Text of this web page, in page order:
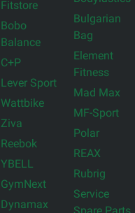
Fitstore
Bobo
Balance
C+P
Lever Sport
Wattbike
Ziva
Reebok
YBELL
GymNext
Dynamax
Bulgarian
Bag
Element
Fitness
Mad Max
MF-Sport
Polar
REAX
Rubrig
Service